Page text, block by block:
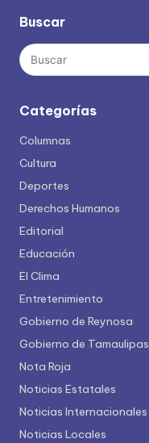
Buscar
Categorías
Columnas
Cultura
Deportes
Derechos Humanos
Editorial
Educación
El Clima
Entretenimiento
Gobierno de Reynosa
Gobierno de Tamaulipas
Nota Roja
Noticias Estatales
Noticias Internacionales
Noticias Locales